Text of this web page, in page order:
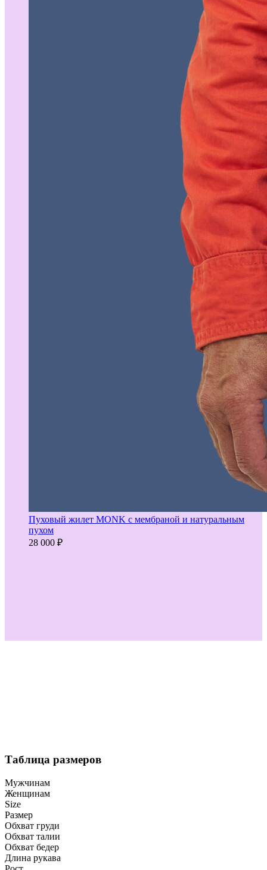
Пуховый жилет MONK с мембраной и натуральным
пухом
28 000 ₽
Таблица размеров
Мужчинам
Женщинам
Size
Размер
Обхват груди
Обхват талии
Обхват бедер
Длина рукава